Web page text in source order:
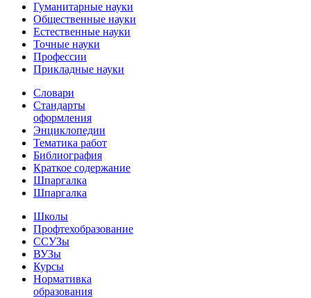
Гуманитарные науки
Общественные науки
Естественные науки
Точные науки
Профессии
Прикладные науки
Словари
Стандарты
оформления
Энциклопедии
Тематика работ
Библиография
Краткое содержание
Шпаргалка
Шпаргалка
Школы
Профтехобразование
ССУЗы
ВУЗы
Курсы
Нормативка
образования